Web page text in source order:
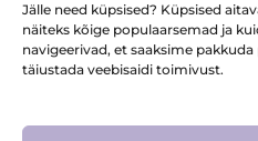
Jälle need küpsised? Küpsised
näiteks kõige populaarsemad ja
navigeerivad, et saaksime
täiustada veebisaidi toimivust.
Merlee Digital OÜ